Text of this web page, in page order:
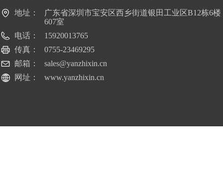
地址：
广东省深圳市宝安区西乡街道银田工业区B12栋6楼
607室
电话：
15920013765
传真：
0755-23469295
邮箱：
sales@yanzhixin.cn
网址：
www.yanzhixin.cn